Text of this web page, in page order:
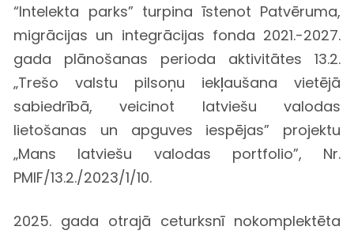
“Intelekta parks” turpina īstenot Patvēruma,
migrācijas un integrācijas fonda 2021.-2027.
gada plānošanas perioda aktivitātes 13.2.
„Trešo valstu pilsoņu iekļaušana vietējā
sabiedrībā, veicinot latviešu valodas
lietošanas un apguves iespējas” projektu
„Mans latviešu valodas portfolio”, Nr.
PMIF/13.2./2023/1/10.
2025. gada otrajā ceturksnī nokomplektēta